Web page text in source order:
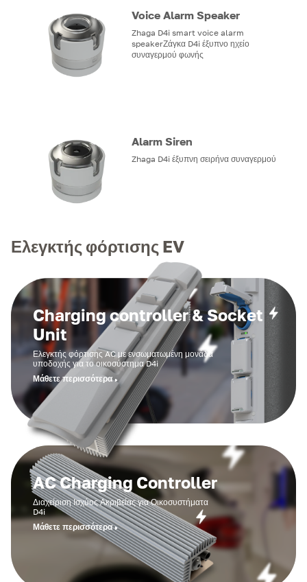
Voice Alarm Speaker
Zhaga D4i smart voice alarm
speakerΖάγκα D4i έξυπνο ηχείο
συναγερμού φωνής
Alarm Siren
Zhaga D4i έξυπνη σειρήνα συναγερμού
Ελεγκτής φόρτισης EV
Charging controller & Socket
Unit
Ελεγκτής φόρτισης AC με ενσωματωμένη μονάδα
υποδοχής για το οικοσύστημα D4i
Μάθετε περισσότερα
AC Charging Controller
Διαχείριση Ισχύος Ακριβείας για Οικοσυστήματα
D4i
Μάθετε περισσότερα